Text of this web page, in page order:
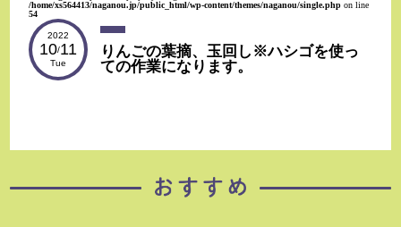
/home/xs564413/naganou.jp/public_html/wp-content/themes/naganou/single.php on line
54
2022
10/11
Tue
りんごの葉摘、玉回し※ハシゴを使っ
ての作業になります。